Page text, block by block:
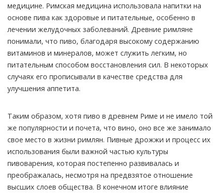
медицине. Римская медицина использовала напитки на
основе пива как здоровые и питательные, особенно в
лечении желудочных заболеваний. Древние римляне
понимали, что пиво, благодаря высокому содержанию
витаминов и минералов, может служить легким, но
питательным способом восстановления сил. В некоторых
случаях его прописывали в качестве средства для
улучшения аппетита.
Таким образом, хотя пиво в древнем Риме и не имело той
же популярности и почета, что вино, оно все же занимало
свое место в жизни римлян. Пивные дрожжи и процесс их
использования были важной частью культуры
пивоварения, которая постепенно развивалась и
преображалась, несмотря на предвзятое отношение
высших слоев общества. В конечном итоге влияние